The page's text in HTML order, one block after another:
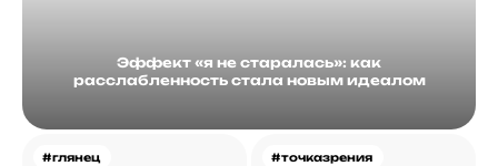
Эффект «я не старалась»: как
расслабленность стала новым идеалом
#глянец #точказрения